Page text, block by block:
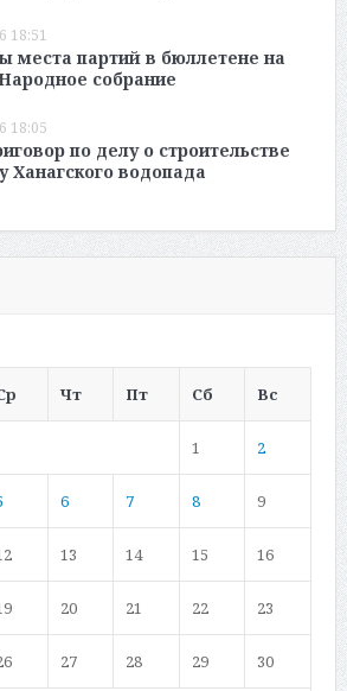
18:51
места партий в бюллетене на
собрание
18:05
по делу о строительстве
Ханагского водопада
Чт Пт Сб Вс
1 2
6 7 8 9
13 14 15 16
20 21 22 23
27 28 29 30